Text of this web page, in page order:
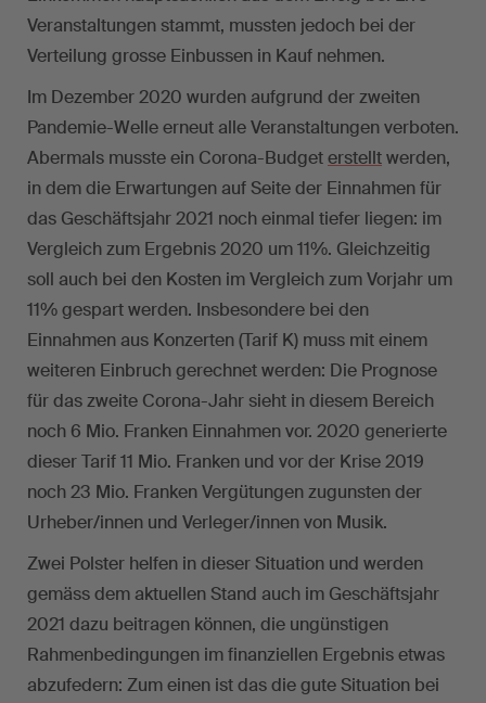
Veranstaltungen stammt, mussten jedoch bei der
Verteilung grosse Einbussen in Kauf nehmen.
Im Dezember 2020 wurden aufgrund der zweiten
Pandemie-Welle erneut alle Veranstaltungen verboten.
Abermals musste ein Corona-Budgeterstelltwerden,
in dem die Erwartungen auf Seite der Einnahmen für
das Geschäftsjahr 2021 noch einmal tiefer liegen: im
Vergleich zum Ergebnis 2020 um 11%. Gleichzeitig
soll auch bei den Kosten im Vergleich zum Vorjahr um
11% gespart werden. Insbesondere bei den
Einnahmen aus Konzerten (Tarif K) muss mit einem
weiteren Einbruch gerechnet werden: Die Prognose
für das zweite Corona-Jahr sieht in diesem Bereich
noch 6 Mio. Franken Einnahmen vor. 2020 generierte
dieser Tarif 11 Mio. Franken und vor der Krise 2019
noch 23 Mio. Franken Vergütungen zugunsten der
Urheber/innen und Verleger/innen von Musik.
Zwei Polster helfen in dieser Situation und werden
gemäss dem aktuellen Stand auch im Geschäftsjahr
2021 dazu beitragen können, die ungünstigen
Rahmenbedingungen im finanziellen Ergebnis etwas
abzufedern: Zum einen ist das die gute Situation bei